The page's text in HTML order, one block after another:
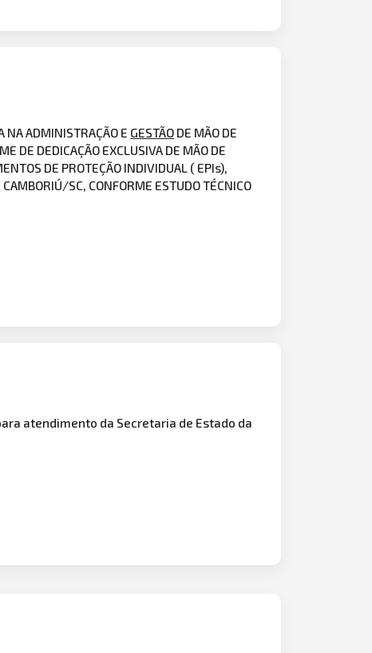
NA ADMINISTRAÇÃO E GESTÃO DE MÃO DE
DE DEDICAÇÃO EXCLUSIVA DE MÃO DE
DE PROTEÇÃO INDIVIDUAL ( EPIs),
SC, CONFORME ESTUDO TÉCNICO
atendimento da Secretaria de Estado da